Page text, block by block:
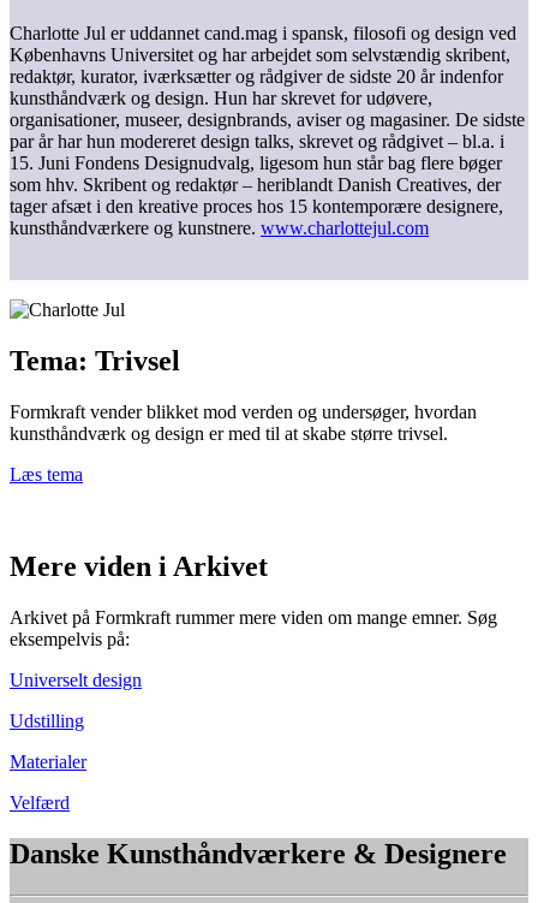
Charlotte Jul er uddannet cand.mag i spansk, filosofi og design ved
Københavns Universitet og har arbejdet som selvstændig skribent,
redaktør, kurator, iværksætter og rådgiver de sidste 20 år indenfor
kunsthåndværk og design. Hun har skrevet for udøvere,
organisationer, museer, designbrands, aviser og magasiner. De sidste
par år har hun modereret design talks, skrevet og rådgivet – bl.a. i
15. Juni Fondens Designudvalg, ligesom hun står bag flere bøger
som hhv. Skribent og redaktør – heriblandt Danish Creatives, der
tager afsæt i den kreative proces hos 15 kontemporære designere,
kunsthåndværkere og kunstnere. www.charlottejul.com
Tema: Trivsel
Formkraft vender blikket mod verden og undersøger, hvordan
kunsthåndværk og design er med til at skabe større trivsel.
Læs tema
Mere viden i Arkivet
Arkivet på Formkraft rummer mere viden om mange emner. Søg
eksempelvis på:
Universelt design
Udstilling
Materialer
Velfærd
Danske Kunsthåndværkere & Designere